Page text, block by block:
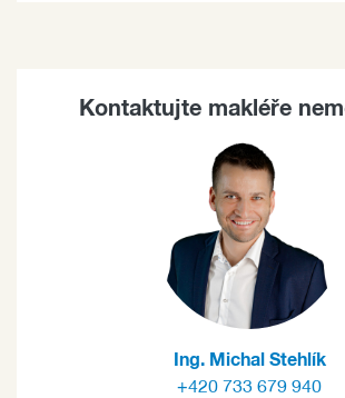
Kontaktujte makléře
Ing. Michal Stehlík
+420 733 679 940